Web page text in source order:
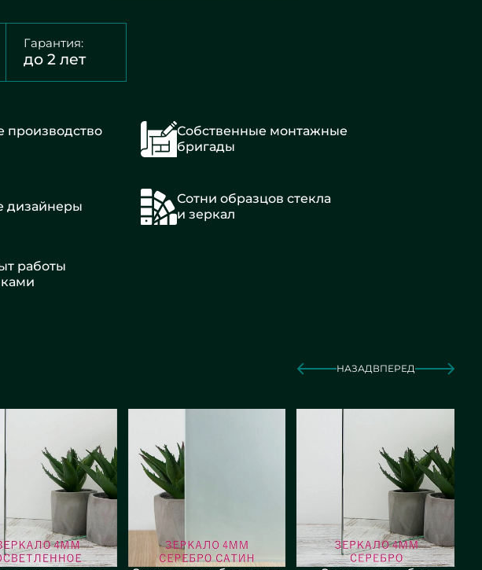
Гарантия:
до 2 лет
производство
Собственные монтажные
бригады
дизайнеры
Сотни образцов стекла
и зеркал
работы
НАЗАДВПЕРЕД